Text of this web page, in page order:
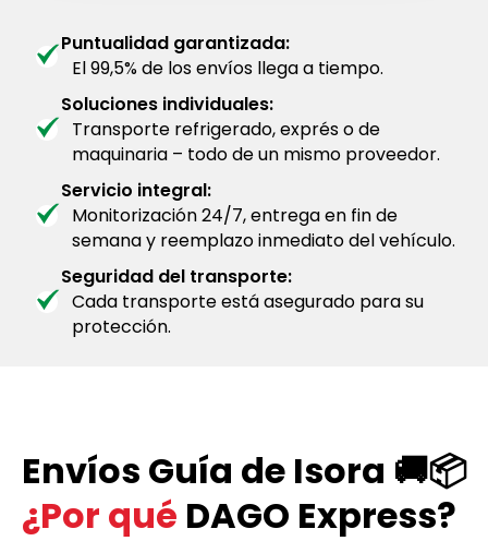
Puntualidad garantizada:
El 99,5% de los envíos llega a tiempo.
Soluciones individuales:
Transporte refrigerado, exprés o de
maquinaria – todo de un mismo proveedor.
Servicio integral:
Monitorización 24/7, entrega en fin de
semana y reemplazo inmediato del vehículo.
Seguridad del transporte:
Cada transporte está asegurado para su
protección.
Envíos Guía de Isora 🚚📦
¿Por qué DAGO Express?